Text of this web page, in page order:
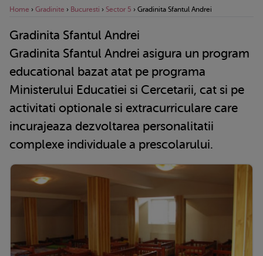
Home › Gradinite › Bucuresti › Sector 5 › Gradinita Sfantul Andrei
Gradinita Sfantul Andrei
Gradinita Sfantul Andrei asigura un program
educational bazat atat pe programa
Ministerului Educatiei si Cercetarii, cat si pe
activitati optionale si extracurriculare care
incurajeaza dezvoltarea personalitatii
complexe individuale a prescolarului.